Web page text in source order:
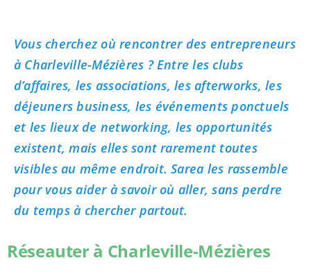
Vous cherchez où rencontrer des entrepreneurs
à Charleville-Mézières ? Entre les clubs
d’affaires, les associations, les afterworks, les
déjeuners business, les événements ponctuels
et les lieux de networking, les opportunités
existent, mais elles sont rarement toutes
visibles au même endroit. Sarea les rassemble
pour vous aider à savoir où aller, sans perdre
du temps à chercher partout.
Réseauter à Charleville-Mézières